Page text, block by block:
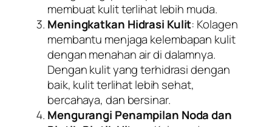
membuat kulit terlihat lebih muda.
Meningkatkan Hidrasi Kulit: Kolagen
membantu menjaga kelembapan kulit
dengan menahan air di dalamnya.
Dengan kulit yang terhidrasi dengan
baik, kulit terlihat lebih sehat,
bercahaya, dan bersinar.
Mengurangi Penampilan Noda dan